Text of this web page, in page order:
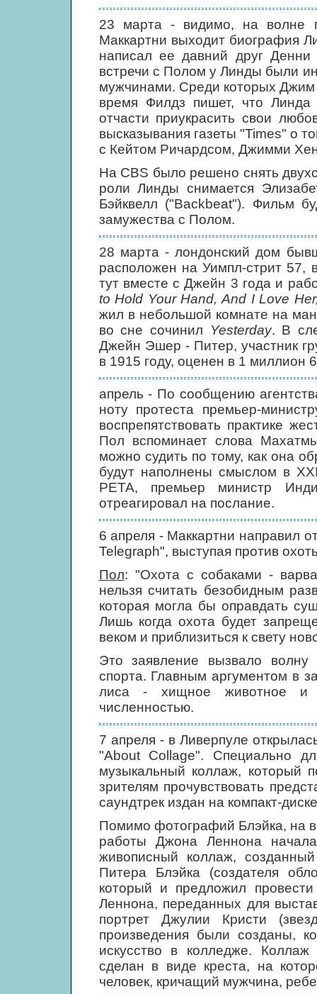
23 марта - видимо, на волне
Маккартни выходит биография
написал ее давний друг
встречи с Полом у Линды были
мужчинами. Среди которых
время Филдз пишет, что
отчасти приукрасить свои
высказывания газеты "Times" о
с Кейтом Ричардсом, Джимми
На CBS было решено снять
роли Линды снимается
Бэйквелл ("Backbeat"). Фильм
замужества с Полом.
28 марта - лондонский дом
расположен на Уимпл-стрит 57,
тут вместе с Джейн 3 года и
to Hold Your Hand, And I Love
жил в небольшой комнате на
во сне сочинил
Yesterday. В
Джейн Эшер - Питер, участник
в 1915 году, оценен в 1 миллион
апрель - По сообщению
ноту протеста премьер-
воспрепятствовать практике
Пол вспоминает слова
можно судить по тому, как она
будут наполнены смыслом в
РЕТА, премьер министр
отреагировал на послание.
6 апреля - Маккартни направил
Telegraph", выступая против
Пол: "Охота с собаками -
нельзя считать безобидным
которая могла бы оправдать
Лишь когда охота будет
веком и приблизиться к свету
Это заявление вызвало волну
спорта. Главным аргументом в
лиса - хищное животное и
численностью.
7 апреля - в Ливерпуле
"About Collage". Специально
музыкальный коллаж, который
зрителям прочувствовать
саундтрек издан на компакт-
Помимо фотографий Блэйка, на
работы Джона Леннона
живописный коллаж,
Питера Блэйка (создателя
который и предложил
Леннона, переданных для
портрет Джулии Кристи
произведения были созданы,
искусство в колледже.
сделан в виде креста, на
человек, кричащий мужчина,